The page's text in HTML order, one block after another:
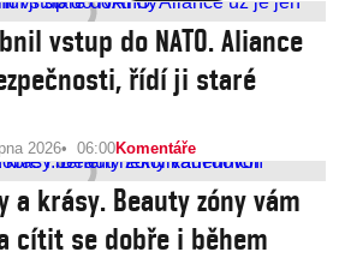
vstup do NATO. Aliance
řídí ji staré
2026 06:00Komentáře
a krásy. Beauty zóny vám
cítit se dobře i během